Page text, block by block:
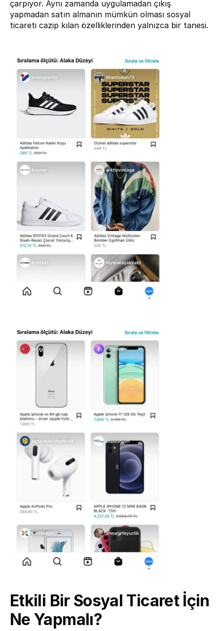
çarpıyor. Aynı zamanda uygulamadan çıkış
yapmadan satın almanın mümkün olması sosyal
ticareti cazip kılan özelliklerinden yalnızca bir tanesi.
Etkili Bir Sosyal Ticaret İçin
Ne Yapmalı?